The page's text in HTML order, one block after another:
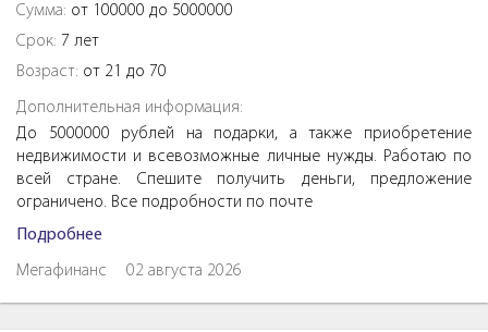
Сумма: от 100000 до 5000000
Срок: 7 лет
Возраст: от 21 до 70
Дополнительная информация:
До 5000000 рублей на подарки, а также приобретение
недвижимости и всевозможные личные нужды. Работаю по
всей стране. Спешите получить деньги, предложение
ограничено. Все подробности по почте
Подробнее
Мегафинанс 02 августа 2026